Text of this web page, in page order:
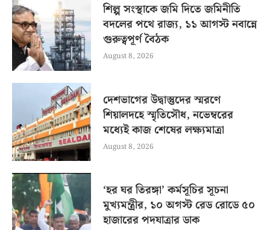
শিল্প সংস্থাকে জমি দিতে জমিনীতি
বদলের পথে রাজ্য, ১১ আগস্ট নবান্নে
গুরুত্বপূর্ণ বৈঠক
August 8, 2026
দেশভাগের উদ্বাস্তুদের স্মরণে
শিয়ালদহে স্মৃতিসৌধ, নভেম্বরের
মধ্যেই কাজ শেষের লক্ষ্যমাত্রা
August 8, 2026
‘হর ঘর তিরঙ্গা’ কর্মসূচির সূচনা
মুখ্যমন্ত্রীর, ১০ অগস্ট রেড রোডে ৫০
হাজারের পদযাত্রার ডাক